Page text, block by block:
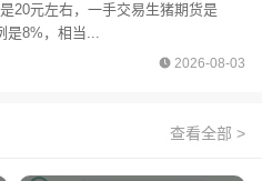
20元左右，一手交易生猪期货是
是8%，相当...
2026-08-03
查看全部 >